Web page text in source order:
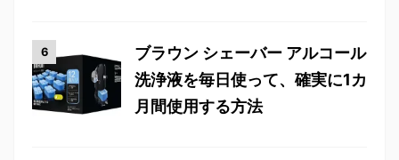
ブラウン シェーバー アルコール
洗浄液を毎日使って、確実に1カ
月間使用する方法